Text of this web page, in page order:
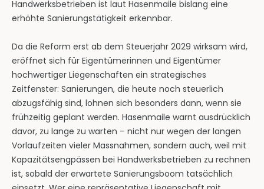
Handwerksbetrieben ist laut Hasenmaile bislang eine
erhöhte Sanierungstätigkeit erkennbar.
Da die Reform erst ab dem Steuerjahr 2029 wirksam wird,
eröffnet sich für Eigentümerinnen und Eigentümer
hochwertiger Liegenschaften ein strategisches
Zeitfenster: Sanierungen, die heute noch steuerlich
abzugsfähig sind, lohnen sich besonders dann, wenn sie
frühzeitig geplant werden. Hasenmaile warnt ausdrücklich
davor, zu lange zu warten – nicht nur wegen der langen
Vorlaufzeiten vieler Massnahmen, sondern auch, weil mit
Kapazitätsengpässen bei Handwerksbetrieben zu rechnen
ist, sobald der erwartete Sanierungsboom tatsächlich